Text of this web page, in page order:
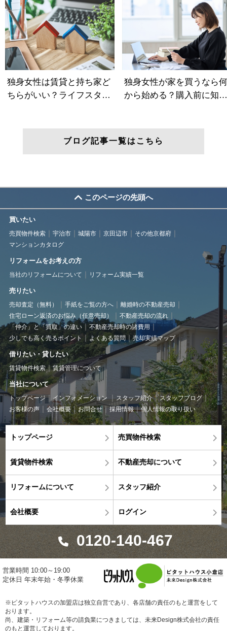
ブログ記事一覧はこちら
このページの先頭へ
買いたい
売買物件検索 宇治市 城陽市 京田辺市
その他京都府
マンションカタログ
リフォームをお考えの方
当社のリフォームについて リフォーム実績一覧
売りたい
売却査定（無料） 手紙をご覧の方へ
離婚時の不動産売却
住宅ローン返済のお悩み（任意売却）
不動産売却の流れ
「仲介」と「買取」の違い
不動産売却時の諸費用
少しでも高く売るポイント
よくある質問 売却実績マップ
借りたい・貸したい
賃貸物件検索 賃貸管理について
当社について
トップページ インフォメーション スタッフ紹介
スタッフブログ
お客様の声
会社概要 お問合せ 採用情報 個人情報の取り扱い
トップページ 売買物件検索
賃貸物件検索 不動産売却について
リフォームについて スタッフ紹介
会社概要 ログイン
0120-140-467
営業時間 10:00～19:00
定休日 年末年始・冬季休業
※ピタットハウスの加盟店は独立自営であり、各店舗の責任のもと運営をして
おります。
尚、建築・リフォーム等の請負業につきましては、未来Design株式会社の責任
のもと運営しております。